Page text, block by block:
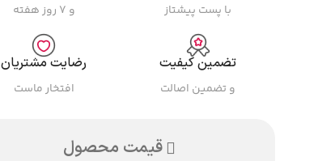
با پست پیشتاز و ۷ روز هفته
تضمین کیفیت
و تضمین اصالت
رضایت مشتریان
افتخار ماست
قیمت محصول